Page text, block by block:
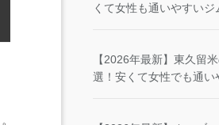
くて女性も通いやすいジ
【2026年最新】東久留
選！安くて女性でも通い